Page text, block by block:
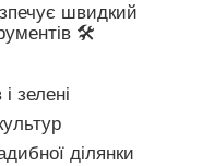
швидкий
🛠️
зелені
ділянки